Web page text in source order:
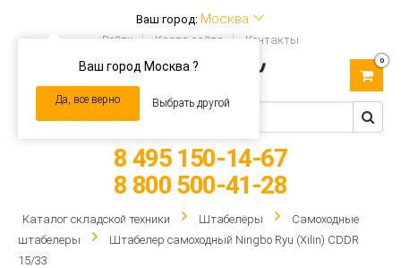
Ваш город: Москва
Ваш город Москва ?
Да, все верно Выбрать другой
Войти Карта сайта Контакты
navigation
0
8 495 150-14-67
8 800 500-41-28
Каталог складской техники Штабелёры
Самоходные
штабелеры
Штабелер самоходный Ningbo Ryu (Xilin) CDDR
15/33